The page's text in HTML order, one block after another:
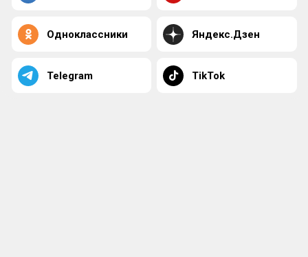
Одноклассники Яндекс.Дзен
Telegram TikTok